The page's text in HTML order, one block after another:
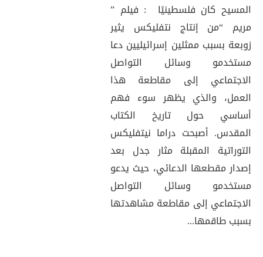
المسيح كان فلسطينيًا : فيلم ”
مريم “من إنتاج نتفليكس يثير
زوبعة بسبب ممثلين إسرائيليين دعا
مستخدمو وسائل التواصل
الاجتماعي إلى مقاطعة هذا
العمل، والذي يظهر سوء فهم
أساسي حول تاريخ الكتاب
المقدس. أصبحت دراما نيتفليكس
التوراتية المقبلة مثار جدل بعد
إصدار مقطعها الدعائي، حيث يدعو
مستخدمو وسائل التواصل
الاجتماعي إلى مقاطعة مشاهدتها
بسبب طاقمها...